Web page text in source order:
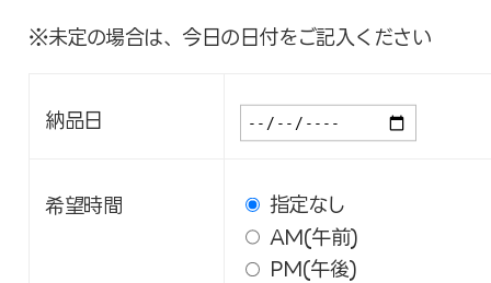
※未定の場合は、今日の日付をご記入ください
納品日
希望時間
指定なし
AM(午前)
PM(午後)